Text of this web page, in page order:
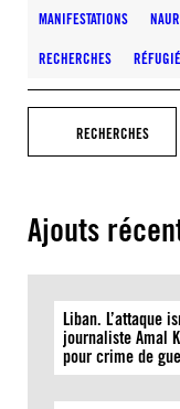
MANIFESTATIONS
RECHERCHES
RECHERCHES
Ajouts
Liban. L’attaque
journaliste Amal
pour crime de